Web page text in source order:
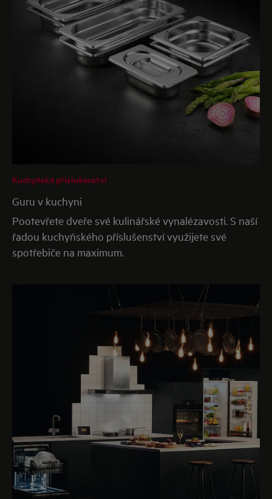
Kuchyňské příslušenství
Guru v kuchyni
Pootevřete dveře své kulinářské vynalézavosti. S naší
řadou kuchyňského příslušenství využijete své
spotřebiče na maximum.